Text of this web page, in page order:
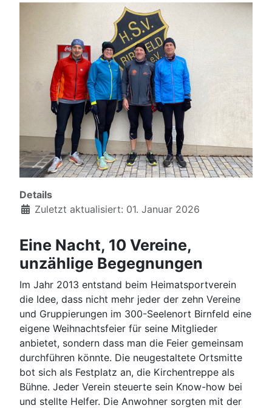
Details
Zuletzt aktualisiert: 01. Januar 2026
Eine Nacht, 10 Vereine,
unzählige Begegnungen
Im Jahr 2013 entstand beim Heimatsportverein
die Idee, dass nicht mehr jeder der zehn Vereine
und Gruppierungen im 300-Seelenort Birnfeld eine
eigene Weihnachtsfeier für seine Mitglieder
anbietet, sondern dass man die Feier gemeinsam
durchführen könnte. Die neugestaltete Ortsmitte
bot sich als Festplatz an, die Kirchentreppe als
Bühne. Jeder Verein steuerte sein Know-how bei
und stellte Helfer. Die Anwohner sorgten mit der